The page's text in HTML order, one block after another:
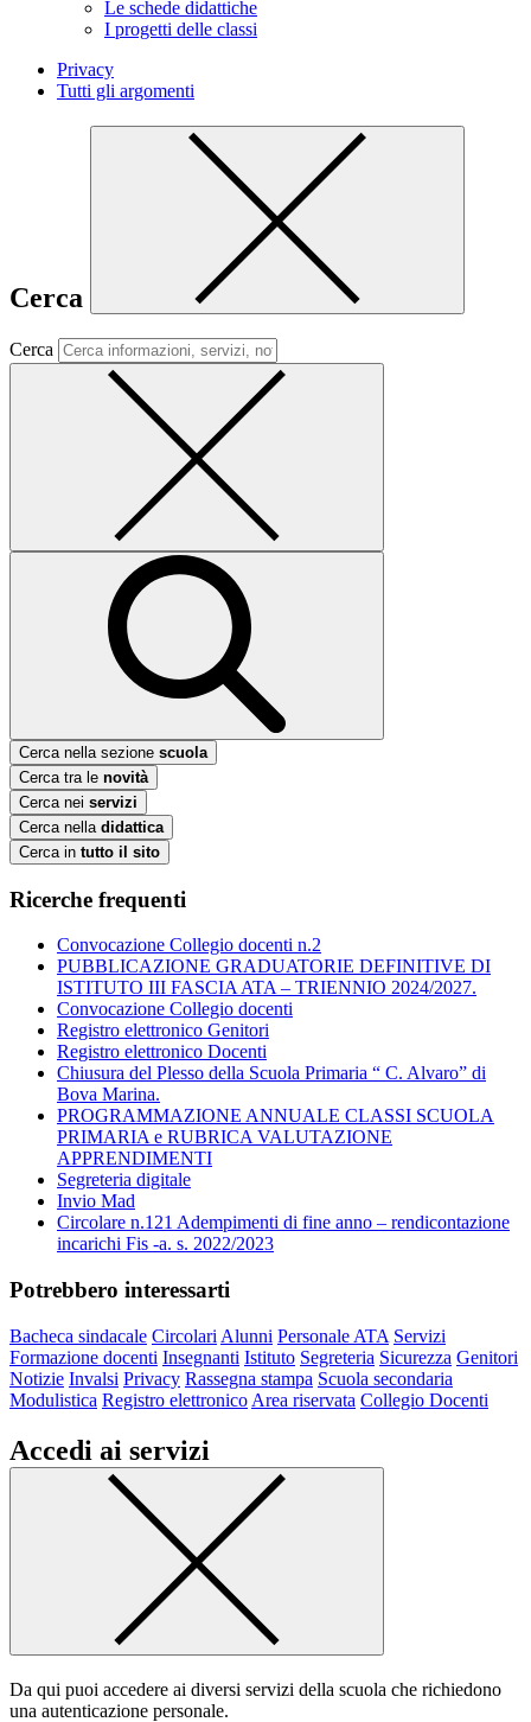
Le schede didattiche
I progetti delle classi
Privacy
Tutti gli argomenti
Cerca
Cerca
Cerca nella sezione scuola
Cerca tra le novità
Cerca nei servizi
Cerca nella didattica
Cerca in tutto il sito
Ricerche frequenti
Convocazione Collegio docenti n.2
PUBBLICAZIONE GRADUATORIE DEFINITIVE DI
ISTITUTO III FASCIA ATA – TRIENNIO 2024/2027.
Convocazione Collegio docenti
Registro elettronico Genitori
Registro elettronico Docenti
Chiusura del Plesso della Scuola Primaria “ C. Alvaro” di
Bova Marina.
PROGRAMMAZIONE ANNUALE CLASSI SCUOLA
PRIMARIA e RUBRICA VALUTAZIONE
APPRENDIMENTI
Segreteria digitale
Invio Mad
Circolare n.121 Adempimenti di fine anno – rendicontazione
incarichi Fis -a. s. 2022/2023
Potrebbero interessarti
Bacheca sindacale Circolari Alunni Personale ATA Servizi
Formazione docenti Insegnanti Istituto Segreteria Sicurezza Genitori
Notizie Invalsi Privacy Rassegna stampa Scuola secondaria
Modulistica Registro elettronico Area riservata Collegio Docenti
Accedi ai servizi
Da qui puoi accedere ai diversi servizi della scuola che richiedono
una autenticazione personale.